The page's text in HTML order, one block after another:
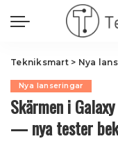
Tekniksmart> Nya
Nya lanseringar
Skärmen i
— nya tester